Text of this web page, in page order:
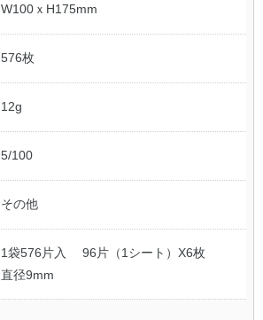
W100ｘH175mm
576枚
12g
5/100
その他
1袋576片入 96片（1シート）X6枚
直径9mm